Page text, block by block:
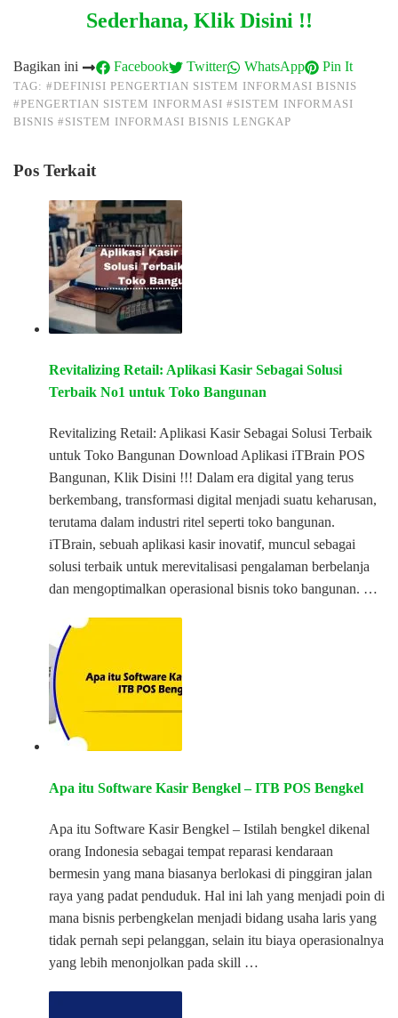
Sederhana, Klik Disini !!
Bagikan ini Facebook Twitter WhatsApp Pin It
TAG: #DEFINISI PENGERTIAN SISTEM INFORMASI BISNIS
#PENGERTIAN SISTEM INFORMASI #SISTEM INFORMASI
BISNIS #SISTEM INFORMASI BISNIS LENGKAP
Pos Terkait
Revitalizing Retail: Aplikasi Kasir Sebagai Solusi
Terbaik No1 untuk Toko Bangunan
Revitalizing Retail: Aplikasi Kasir Sebagai Solusi Terbaik
untuk Toko Bangunan Download Aplikasi iTBrain POS
Bangunan, Klik Disini !!! Dalam era digital yang terus
berkembang, transformasi digital menjadi suatu keharusan,
terutama dalam industri ritel seperti toko bangunan.
iTBrain, sebuah aplikasi kasir inovatif, muncul sebagai
solusi terbaik untuk merevitalisasi pengalaman berbelanja
dan mengoptimalkan operasional bisnis toko bangunan. …
Apa itu Software Kasir Bengkel – ITB POS Bengkel
Apa itu Software Kasir Bengkel – Istilah bengkel dikenal
orang Indonesia sebagai tempat reparasi kendaraan
bermesin yang mana biasanya berlokasi di pinggiran jalan
raya yang padat penduduk. Hal ini lah yang menjadi poin di
mana bisnis perbengkelan menjadi bidang usaha laris yang
tidak pernah sepi pelanggan, selain itu biaya operasionalnya
yang lebih menonjolkan pada skill …